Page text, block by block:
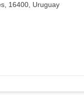
16400, Uruguay